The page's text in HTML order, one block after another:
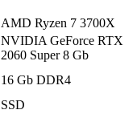
AMD Ryzen 7 3700X
NVIDIA GeForce RTX
2060 Super 8 Gb
16 Gb DDR4
SSD